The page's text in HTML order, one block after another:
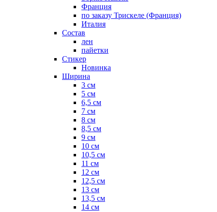
Франция
по заказу Трискеле (Франция)
Италия
Состав
лен
пайетки
Стикер
Новинка
Ширина
3 см
5 см
6,5 см
7 см
8 см
8,5 см
9 см
10 см
10,5 см
11 см
12 см
12,5 см
13 см
13,5 см
14 см